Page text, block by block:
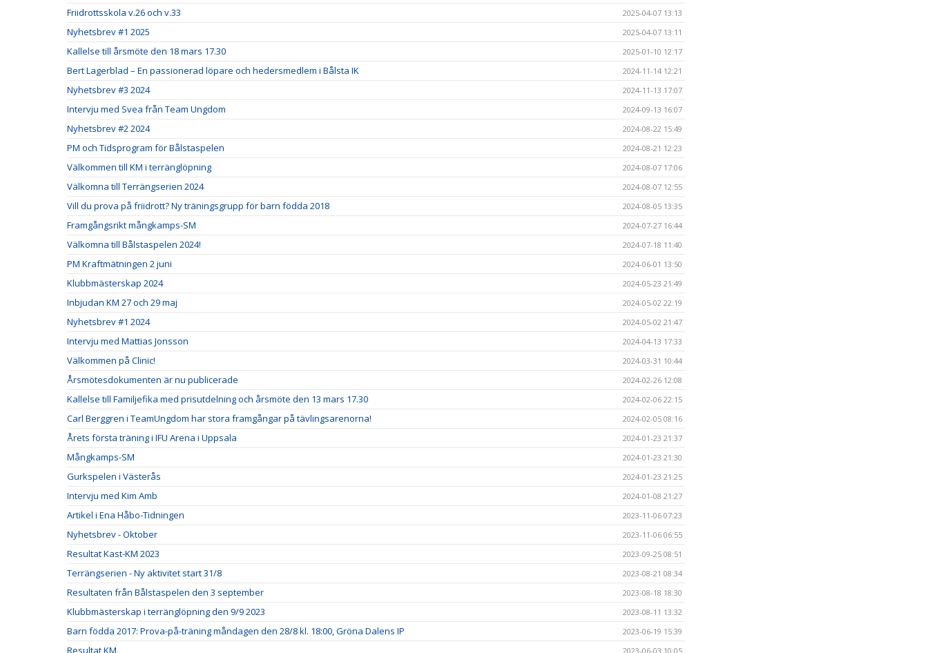
Friidrottsskola v.26 och v.33 2025-04-07 13:13
Nyhetsbrev #1 2025 2025-04-07 13:11
Kallelse till årsmöte den 18 mars 17.30 2025-01-10 12:17
Bert Lagerblad – En passionerad löpare och hedersmedlem i Bålsta IK 2024-11-14 12:21
Nyhetsbrev #3 2024 2024-11-13 17:07
Intervju med Svea från Team Ungdom 2024-09-13 16:07
Nyhetsbrev #2 2024 2024-08-22 15:49
PM och Tidsprogram för Bålstaspelen 2024-08-21 12:23
Välkommen till KM i terränglöpning 2024-08-07 17:06
Välkomna till Terrängserien 2024 2024-08-07 12:55
Vill du prova på friidrott? Ny träningsgrupp för barn födda 2018 2024-08-05 13:35
Framgångsrikt mångkamps-SM 2024-07-27 16:44
Välkomna till Bålstaspelen 2024! 2024-07-18 11:40
PM Kraftmätningen 2 juni 2024-06-01 13:50
Klubbmästerskap 2024 2024-05-23 21:49
Inbjudan KM 27 och 29 maj 2024-05-02 22:19
Nyhetsbrev #1 2024 2024-05-02 21:47
Intervju med Mattias Jonsson 2024-04-13 17:33
Välkommen på Clinic! 2024-03-31 10:44
Årsmötesdokumenten är nu publicerade 2024-02-26 12:08
Kallelse till Familjefika med prisutdelning och årsmöte den 13 mars 17.30 2024-02-06 22:15
Carl Berggren i TeamUngdom har stora framgångar på tävlingsarenorna! 2024-02-05 08:16
Årets första träning i IFU Arena i Uppsala 2024-01-23 21:37
Mångkamps-SM 2024-01-23 21:30
Gurkspelen i Västerås 2024-01-23 21:25
Intervju med Kim Amb 2024-01-08 21:27
Artikel i Ena Håbo-Tidningen 2023-11-06 07:23
Nyhetsbrev - Oktober 2023-11-06 06:55
Resultat Kast-KM 2023 2023-09-25 08:51
Terrängserien - Ny aktivitet start 31/8 2023-08-21 08:34
Resultaten från Bålstaspelen den 3 september 2023-08-18 18:30
Klubbmästerskap i terränglöpning den 9/9 2023 2023-08-11 13:32
Barn födda 2017: Prova-på-träning måndagen den 28/8 kl. 18:00, Gröna Dalens IP 2023-06-19 15:39
Resultat KM 2023-06-03 10:05